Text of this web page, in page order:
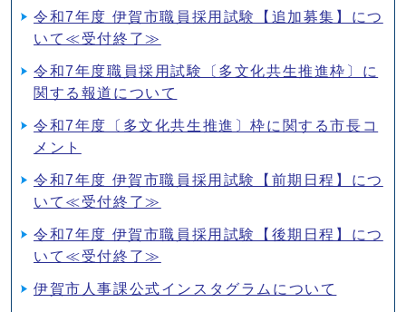
令和7年度 伊賀市職員採用試験【追加募集】につ
いて≪受付終了≫
令和7年度職員採用試験〔多文化共生推進枠〕に
関する報道について
令和7年度〔多文化共生推進〕枠に関する市長コ
メント
令和7年度 伊賀市職員採用試験【前期日程】につ
いて≪受付終了≫
令和7年度 伊賀市職員採用試験【後期日程】につ
いて≪受付終了≫
伊賀市人事課公式インスタグラムについて